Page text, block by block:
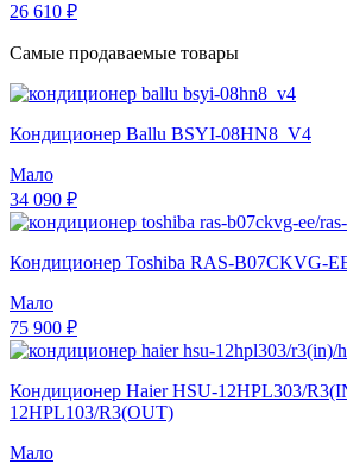
26 610 ₽
Самые продаваемые товары
Кондиционер Ballu BSYI-08HN8_V4
Мало
34 090 ₽
Кондиционер Toshiba RAS-B07CKVG-
Мало
75 900 ₽
Кондиционер Haier HSU-12HPL303/
12HPL103/R3(OUT)
Мало